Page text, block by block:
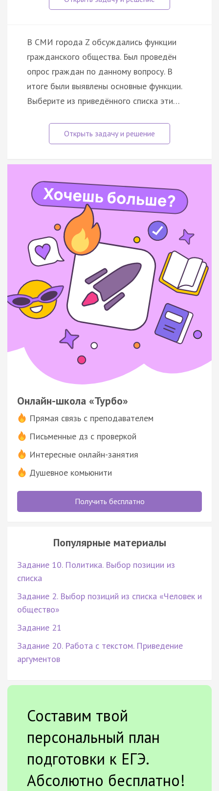
В СМИ города Z обсуждались функции
гражданского общества. Был проведён
опрос граждан по данному вопросу. В
итоге были выявлены основные функции.
Выберите из приведённого списка эти…
Онлайн-школа «Турбо»
Прямая связь с преподавателем
Письменные дз с проверкой
Интересные онлайн-занятия
Душевное комьюнити
Получить бесплатно
Популярные материалы
Задание 10. Политика. Выбор позиции из
списка
Задание 2. Выбор позиций из списка «Человек и
общество»
Задание 21
Задание 20. Работа с текстом. Приведение
аргументов
Составим твой
персональный план
подготовки к ЕГЭ.
Абсолютно бесплатно!